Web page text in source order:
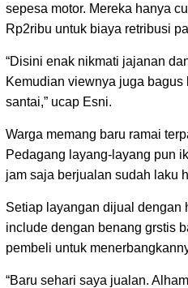
sepesa motor. Mereka hanya
Rp2ribu untuk biaya retribusi
“Disini enak nikmati jajanan
Kemudian viewnya juga bagus
santai,” ucap Esni.
Warga memang baru ramai
Pedagang layang-layang pun
jam saja berjualan sudah laku
Setiap layangan dijual dengan
include dengan benang grstis
pembeli untuk
“Baru sehari saya jualan.